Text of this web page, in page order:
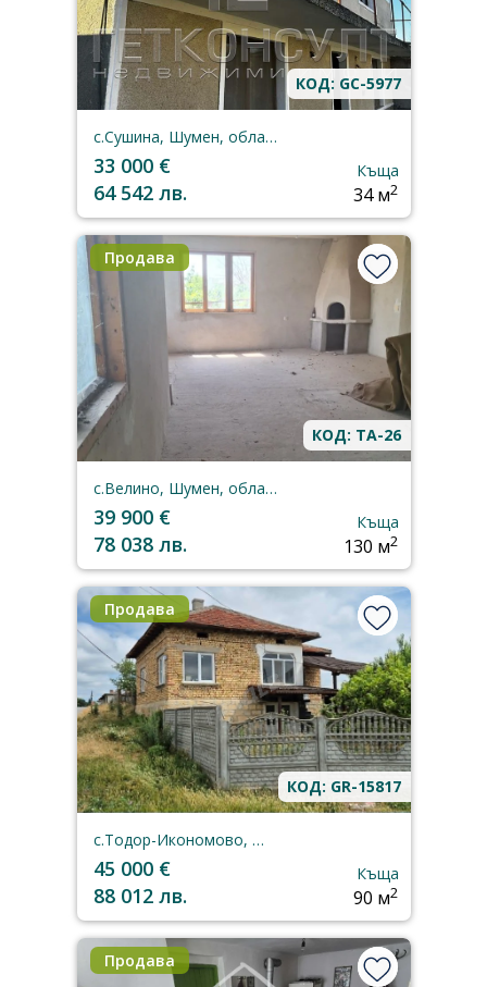
КОД: GC-5977
с.Сушина, Шумен, област
33 000 €
64 542 лв.
Къща
34 м2
Продава
КОД: TA-26
с.Велино, Шумен, област
39 900 €
78 038 лв.
Къща
130 м2
Продава
КОД: GR-15817
с.Тодор-Икономово, Шумен, област
45 000 €
88 012 лв.
Къща
90 м2
Продава